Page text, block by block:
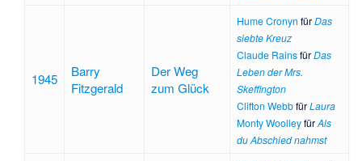
1945
Barry
Fitzgerald
Der Weg
zum Glück
Hume Cronyn fürDas
siebte Kreuz
Claude RainsfürDas
Leben der Mrs.
Skeffington
Clifton WebbfürLaura
Monty WoolleyfürAls
du Abschied nahmst